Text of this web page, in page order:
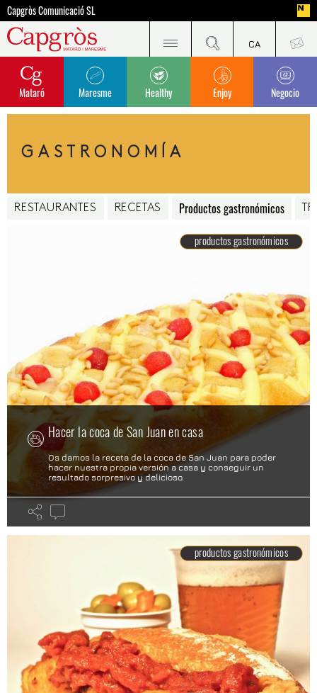
Capgròs Comunicació SL
Mataró Maresme Healthy Enjoy Negocio
GASTRONOMÍA
RESTAURANTES RECETAS Productos gastronómicos
productos gastronómicos
Hacer la coca de San Juan en casa
Os damos la receta de la coca de San Juan para poder
hacer nuestra propia versión a casa y conseguir un
resultado sorpresivo y delicioso.
productos gastronómicos